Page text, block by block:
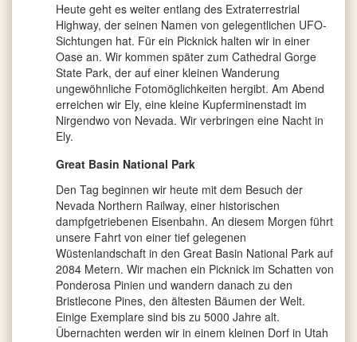
Heute geht es weiter entlang des Extraterrestrial
Highway, der seinen Namen von gelegentlichen UFO-
Sichtungen hat. Für ein Picknick halten wir in einer
Oase an. Wir kommen später zum Cathedral Gorge
State Park, der auf einer kleinen Wanderung
ungewöhnliche Fotomöglichkeiten hergibt. Am Abend
erreichen wir Ely, eine kleine Kupferminenstadt im
Nirgendwo von Nevada. Wir verbringen eine Nacht in
Ely.
Great Basin National Park
Den Tag beginnen wir heute mit dem Besuch der
Nevada Northern Railway, einer historischen
dampfgetriebenen Eisenbahn. An diesem Morgen führt
unsere Fahrt von einer tief gelegenen
Wüstenlandschaft in den Great Basin National Park auf
2084 Metern. Wir machen ein Picknick im Schatten von
Ponderosa Pinien und wandern danach zu den
Bristlecone Pines, den ältesten Bäumen der Welt.
Einige Exemplare sind bis zu 5000 Jahre alt.
Übernachten werden wir in einem kleinen Dorf in Utah